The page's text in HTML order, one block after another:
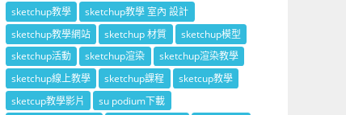
sketchup教學
sketchup教學 室內 設計
sketchup教學網站
sketchup 材質
sketchup模型
sketchup活動
sketchup渲染
sketchup渲染教學
sketchup線上教學
sketchup課程
sketcup教學
sketcup教學影片
su podium下載